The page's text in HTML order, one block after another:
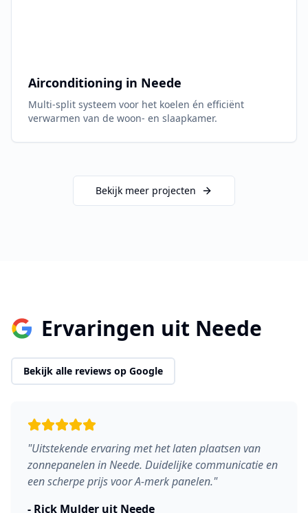
Airconditioning in Neede
Multi-split systeem voor het koelen én efficiënt
verwarmen van de woon- en slaapkamer.
Bekijk meer projecten
Ervaringen uit Neede
Bekijk alle reviews op Google
"Uitstekende ervaring met het laten plaatsen van
zonnepanelen in Neede. Duidelijke communicatie en
een scherpe prijs voor A-merk panelen."
- Rick Mulder uit Neede